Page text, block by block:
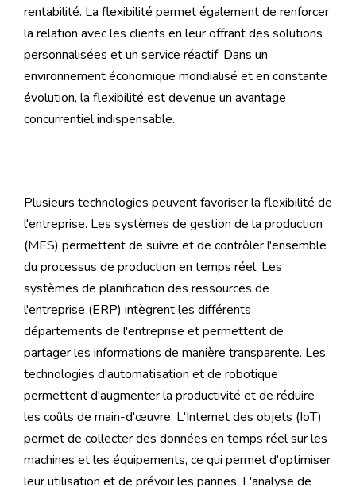
rentabilité. La flexibilité permet également de renforcer
la relation avec les clients en leur offrant des solutions
personnalisées et un service réactif. Dans un
environnement économique mondialisé et en constante
évolution, la flexibilité est devenue un avantage
concurrentiel indispensable.
Plusieurs technologies peuvent favoriser la flexibilité de
l'entreprise. Les systèmes de gestion de la production
(MES) permettent de suivre et de contrôler l'ensemble
du processus de production en temps réel. Les
systèmes de planification des ressources de
l'entreprise (ERP) intègrent les différents
départements de l'entreprise et permettent de
partager les informations de manière transparente. Les
technologies d'automatisation et de robotique
permettent d'augmenter la productivité et de réduire
les coûts de main-d'œuvre. L'Internet des objets (IoT)
permet de collecter des données en temps réel sur les
machines et les équipements, ce qui permet d'optimiser
leur utilisation et de prévoir les pannes. L'analyse de